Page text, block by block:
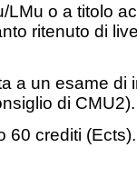
LMu o a titolo
ritenuto di
a un esame di
di CMU2).
60 crediti (Ects).